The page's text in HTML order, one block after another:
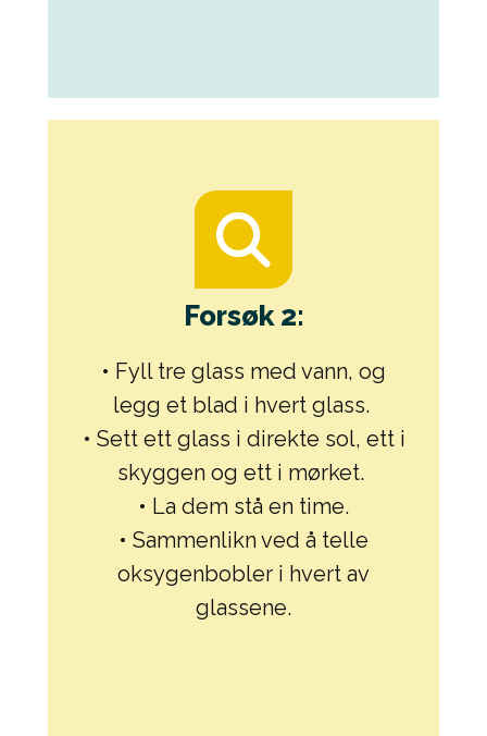
Forsøk 2:
• Fyll tre glass med vann, og
legg et blad i hvert glass.
• Sett ett glass i direkte sol, ett i
skyggen og ett i mørket.
• La dem stå en time.
• Sammenlikn ved å telle
oksygenbobler i hvert av
glassene.